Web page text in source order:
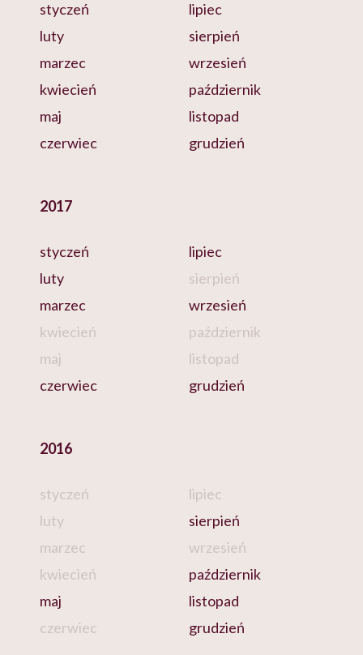
styczeń
luty
marzec
kwiecień
maj
czerwiec
lipiec
sierpień
wrzesień
październik
listopad
grudzień
2017
styczeń
luty
marzec
kwiecień
maj
czerwiec
lipiec
sierpień
wrzesień
październik
listopad
grudzień
2016
styczeń
luty
marzec
kwiecień
maj
czerwiec
lipiec
sierpień
wrzesień
październik
listopad
grudzień